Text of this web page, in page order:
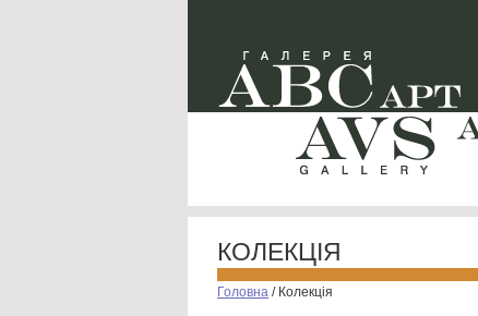
КОЛЕКЦІЯ
Головна / Колекція